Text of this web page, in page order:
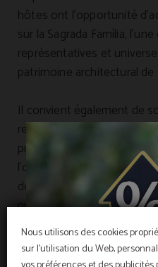
Nous utilisons des cookies
sur l'utilisation du Web,
hôtes ont l’opportunité
sur la Sagrada Família,
représentatives et
patrimoine architectural de
Il convient également de
revêt une importance
puisqu’elle est consacrée
l’occasion du centenaire
de cette période,
programmation culturelle
des itinéraires
mettant en lumière son
contribution décisive au